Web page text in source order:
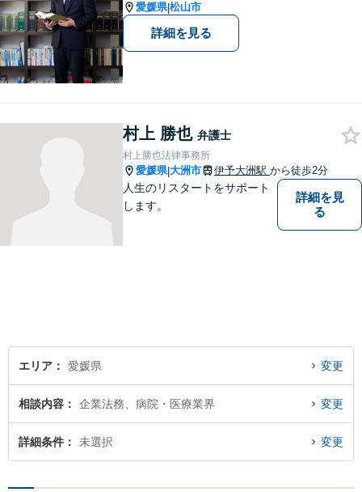
愛媛県|松山市
詳細を見る
村上 勝也 弁護士
村上勝也法律事務所
愛媛県|大洲市 伊予大洲駅 から徒歩2分
人生のリスタートをサポート
します。
詳細を見
る
エリア 愛媛県 変更
相談内容 企業法務、病院・医療業界 変更
詳細条件 未選択 変更